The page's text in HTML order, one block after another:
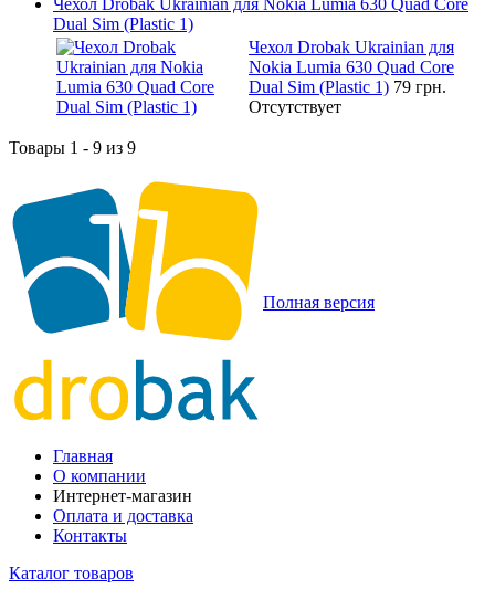
Dual Sim (Plastic 1)
Чехол Drobak Ukrainian для
Nokia Lumia 630 Quad Core
Dual Sim (Plastic 1) 79 грн.
Отсутствует
Товары 1 - 9 из 9
Полная версия
Главная
О компании
Интернет-магазин
Оплата и доставка
Контакты
Каталог товаров